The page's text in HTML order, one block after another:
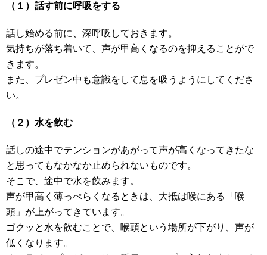
（１）話す前に呼吸をする
話し始める前に、深呼吸しておきます。
気持ちが落ち着いて、声が甲高くなるのを抑えることがで
きます。
また、プレゼン中も意識をして息を吸うようにしてくださ
い。
（２）水を飲む
話しの途中でテンションがあがって声が高くなってきたな
と思ってもなかなか止められないものです。
そこで、途中で水を飲みます。
声が甲高く薄っぺらくなるときは、大抵は喉にある「喉
頭」が上がってきています。
ゴクッと水を飲むことで、喉頭という場所が下がり、声が
低くなります。